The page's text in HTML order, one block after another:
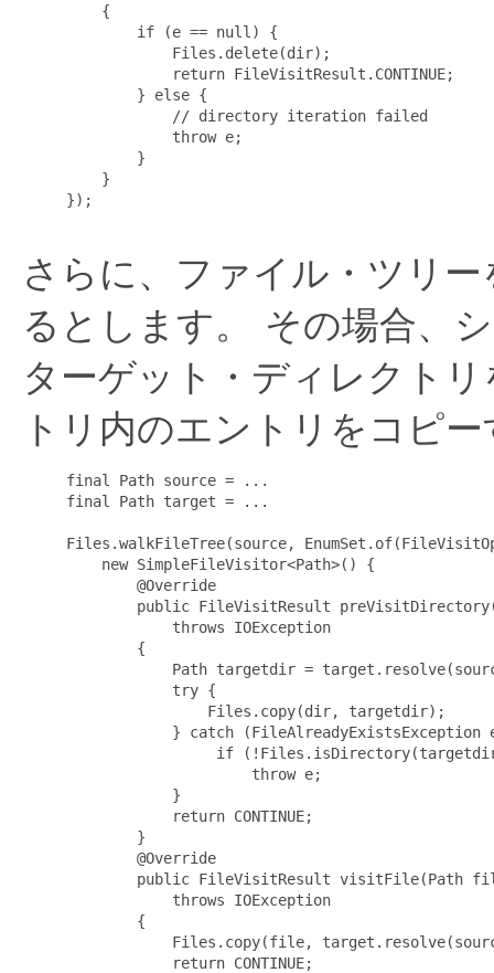
         {
             if (e == null) {
                 Files.delete(dir);
                 return FileVisitResult.CONTINUE;
             } else {
                 // directory iteration failed
                 throw e;
             }
         }
     });
さらに、ファイル・ツリ
るとします。
その場合、
ターゲット・ディレクト
トリ内のエントリをコピ
     final Path source = ...
     final Path target = ...
Files.walkFileTree(source,
         new SimpleFileVisitor<Path>() {
             @Override
public FileVisitResult
                 throws IOException
             {
Path targetdir =
                 try {
                     Files.copy(dir, targetdir);
} catch (FileAlreadyExistsException
if
                          throw e;
                 }
                 return CONTINUE;
             }
             @Override
public FileVisitResult visitFile(Path
                 throws IOException
             {
Files.copy(file,
                 return CONTINUE;